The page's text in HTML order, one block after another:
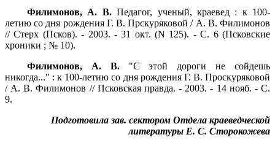
Филимонов, А. В.Педагог, ученый, краевед : к 100-
летию со дня рождения Г. В. Прскуряковой / А. В. Филимонов
// Стерх (Псков). - 2003. - 31 окт. (N 125). - С. 6 (Псковские
хроники ; № 10).
Филимонов, А. В."С этой дороги не сойдешь
никогда..." : к 100-летию со дня рождения Г. В. Проскуряковой
/ А. В. Филимонов // Псковская правда. - 2003. - 14 нояб. - С.
9.
Подготовила зав. сектором Отдела краеведческой
литературы Е. С. Сторокожева